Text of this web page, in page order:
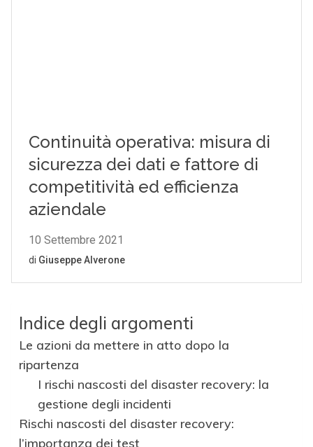
Indice degli argomenti
Le azioni da mettere in atto dopo la
ripartenza
I rischi nascosti del disaster recovery: la
gestione degli incidenti
Rischi nascosti del disaster recovery:
l’importanza dei test